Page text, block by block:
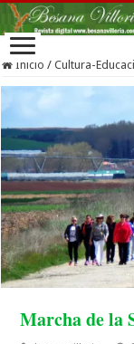
Inicio / Cultura-
Marcha de la